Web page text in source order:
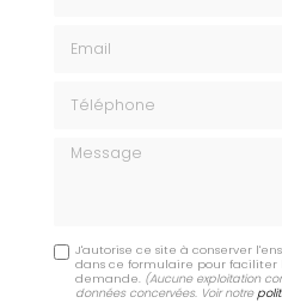
Message
J'autorise ce site à conserver
dans ce formulaire pour
demande. (Aucune exploitation
données concervées. Voir notre